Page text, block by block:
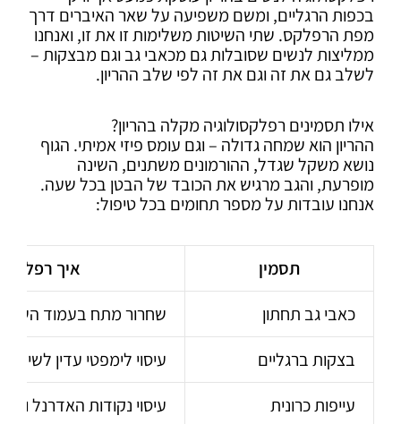
בכפות הרגליים, ומשם משפיעה על שאר האיברים דרך
מפת הרפלקס. שתי השיטות משלימות זו את זו, ואנחנו
ממליצות לנשים שסובלות גם מכאבי גב וגם מבצקות –
לשלב גם את זה וגם את זה לפי שלב ההריון.
אילו תסמינים רפלקסולוגיה מקלה בהריון?
ההריון הוא שמחה גדולה – וגם עומס פיזי אמיתי. הגוף
נושא משקל שגדל, ההורמונים משתנים, השינה
מופרעת, והגב מרגיש את הכובד של הבטן בכל שעה.
אנחנו עובדות על מספר תחומים בכל טיפול:
תסמין
איך
כאבי גב תחתון
שחרור מתח בעמוד
בצקות ברגליים
עיסוי לימפטי עדין לשיפור
עייפות כרונית
עיסוי נקודות האדרנל